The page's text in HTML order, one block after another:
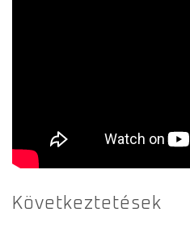
Következtetések